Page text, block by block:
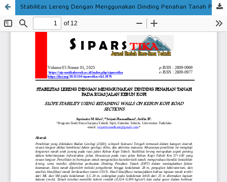
Stabilitas Lereng Dengan Menggunakan Dinding Penahan Tanah Pada Ruas Jalan Kebun Kopi